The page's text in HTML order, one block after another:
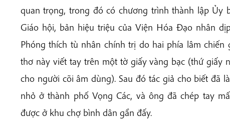
quan trọng, trong đó có chương trình thành lập Ủy
Giáo hội, bản hiệu triệu của Viện Hóa Đạo nhân
Phóng thích tù nhân chính trị do hai phía lâm chiến
thơ này viết tay trên một tờ giấy vàng bạc (thứ giấy
cho người cõi âm dùng). Sau đó tác giả cho biết đã
nhỏ ở thành phố Vọng Các, và ông đã chép tay
được ở khu chợ bình dân gần đấy.